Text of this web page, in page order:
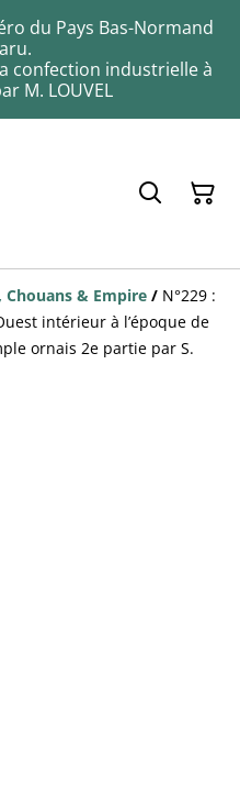
du Pays Bas-Normand
confection industrielle à
M. LOUVEL
Chouans & Empire / N°229 :
intérieur à l’époque de
ornais 2e partie par S.